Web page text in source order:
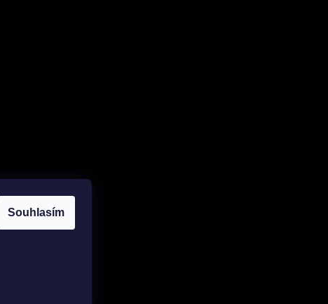
Souhlasím